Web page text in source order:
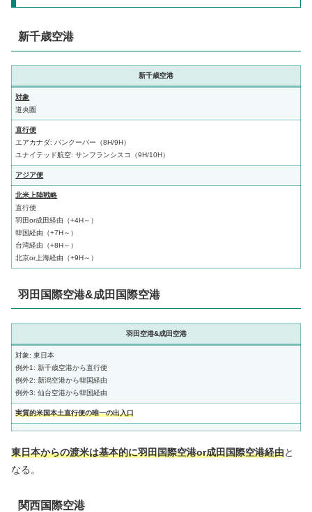
新千歳空港
新千歳空港
対象
道央圏
直行便
エアカナダ: バンクーバー（8H/9H）
ユナイテッド航空: サンフランシスコ（9H/10H）
アジア便
北米上陸戦略
直行便
羽田or成田経由（+4H～）
韓国経由（+7H～）
台湾経由（+8H～）
北京or上海経由（+9H～）
羽田国際空港&成田国際空港
羽田空港&成田空港
対象: 東日本
例外1: 新千歳空港から直行便
例外2: 新潟空港から韓国経由
例外3: 仙台空港から韓国経由
実質的米国本土直行便の唯一の出入口
東日本からの渡米は基本的に羽田国際空港or成田国際空港経由と
なる。
関西国際空港